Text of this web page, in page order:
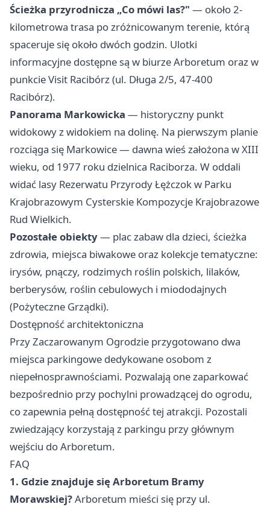
Ścieżka przyrodnicza „Co mówi las?" — około 2-
kilometrowa trasa po zróżnicowanym terenie, którą
spaceruje się około dwóch godzin. Ulotki
informacyjne dostępne są w biurze Arboretum oraz w
punkcie Visit Racibórz (ul. Długa 2/5, 47-400
Racibórz).
Panorama Markowicka — historyczny punkt
widokowy z widokiem na dolinę. Na pierwszym planie
rozciąga się Markowice — dawna wieś założona w XIII
wieku, od 1977 roku dzielnica Raciborza. W oddali
widać lasy Rezerwatu Przyrody Łężczok w Parku
Krajobrazowym Cysterskie Kompozycje Krajobrazowe
Rud Wielkich.
Pozostałe obiekty— plac zabaw dla dzieci, ścieżka
zdrowia, miejsca biwakowe oraz kolekcje tematyczne:
irysów, pnączy, rodzimych roślin polskich, lilaków,
berberysów, roślin cebulowych i miododajnych
(Pożyteczne Grządki).
Dostępność architektoniczna
Przy Zaczarowanym Ogrodzie przygotowano dwa
miejsca parkingowe dedykowane osobom z
niepełnosprawnościami. Pozwalają one zaparkować
bezpośrednio przy pochylni prowadzącej do ogrodu,
co zapewnia pełną dostępność tej atrakcji. Pozostali
zwiedzający korzystają z parkingu przy głównym
wejściu do Arboretum.
FAQ
1. Gdzie znajduje się Arboretum Bramy
Morawskiej?Arboretum mieści się przy ul.